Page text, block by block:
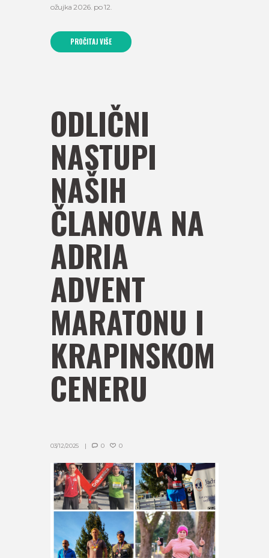
ožujka 2026. po 12.
PROČITAJ VIŠE
ODLIČNI
NASTUPI
NAŠIH
ČLANOVA NA
ADRIA
ADVENT
MARATONU I
KRAPINSKOM
CENERU
03/12/2025 0 0